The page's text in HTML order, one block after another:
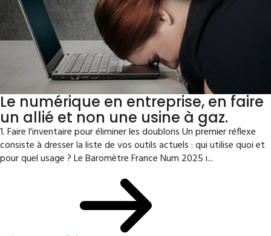
Le numérique en entreprise, en faire
un allié et non une usine à gaz.
1. Faire l'inventaire pour éliminer les doublons Un premier réflexe
consiste à dresser la liste de vos outils actuels : qui utilise quoi et
pour quel usage ? Le Baromètre France Num 2025 i...